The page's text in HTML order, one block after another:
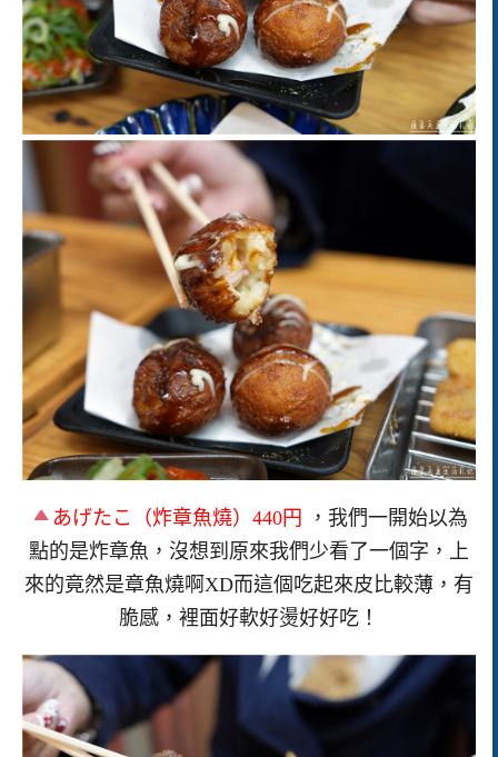
あげたこ（炸章魚燒）440円
，我們一開始以為
點的是炸章魚，沒想到原來我們少看了一個字，上
來的竟然是章魚燒啊XD而這個吃起來皮比較薄，有
脆感，裡面好軟好燙好好吃！